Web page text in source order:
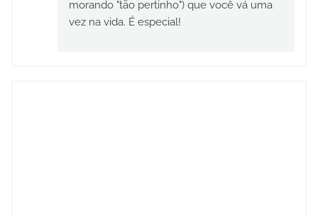
morando "tão pertinho") que você vá uma
vez na vida. É especial!